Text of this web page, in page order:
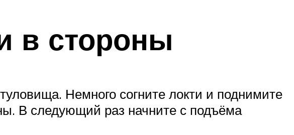
в стороны
Немного согните локти и поднимите
В следующий раз начните с подъёма